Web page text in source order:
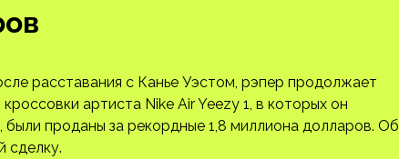
расставания с Канье Уэстом, рэпер продолжает
артиста Nike Air Yeezy 1, в которых он
проданы за рекордные 1,8 миллиона долларов. Об
сделку.